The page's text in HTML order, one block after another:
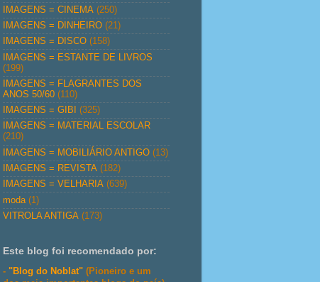
IMAGENS = CINEMA (250)
IMAGENS = DINHEIRO (21)
IMAGENS = DISCO (158)
IMAGENS = ESTANTE DE LIVROS
(199)
IMAGENS = FLAGRANTES DOS
ANOS 50/60 (110)
IMAGENS = GIBI
(325)
IMAGENS = MATERIAL ESCOLAR
(210)
IMAGENS = MOBILIÁRIO ANTIGO (13)
IMAGENS = REVISTA (182)
IMAGENS = VELHARIA (639)
moda (1)
VITROLA ANTIGA (173)
Este blog foi recomendado por:
- "Blog do Noblat" (Pioneiro e um